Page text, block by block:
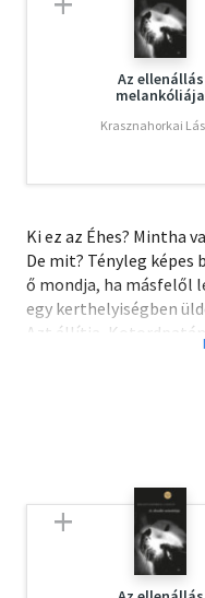
Az ellenállás
melankóliája
Krasznahorkai
Ki ez az Éhes? Mintha
De mit? Tényleg képes
ő mondja, ha másfelől
egy kerthelyiségben
Azt állítja,
Kotordpata az Alföld,
úszómesterekkel, vagy
teniszfanatikusokkal.
Tűzoltózenekarról és
Vízió elnevezésű